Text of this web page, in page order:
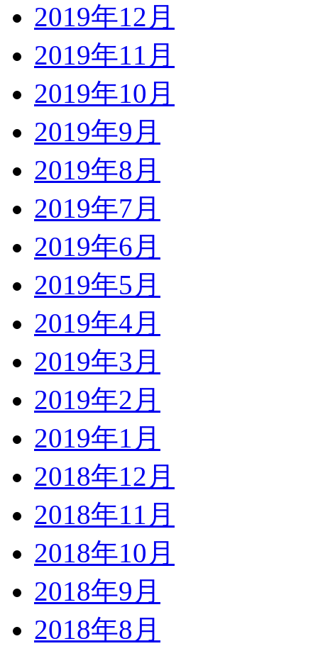
2019年12月
2019年11月
2019年10月
2019年9月
2019年8月
2019年7月
2019年6月
2019年5月
2019年4月
2019年3月
2019年2月
2019年1月
2018年12月
2018年11月
2018年10月
2018年9月
2018年8月